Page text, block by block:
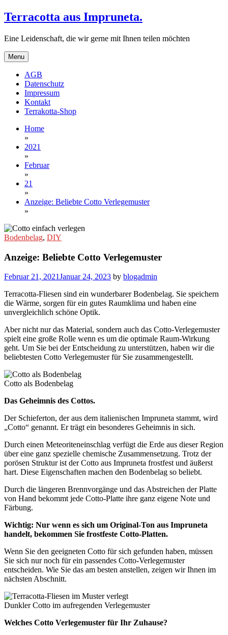
Skip
to
Terracotta aus Impruneta.
Eine Leidenschaft, die wir gerne mit Ihnen teilen möchten
Menu
AGB
Datenschutz
Impressum
Kontakt
Terrakotta-Shop
Home
»
2021
»
Februar
»
21
»
Anzeige: Beliebte Cotto Verlegemuster
»
Bodenbelag, DIY
Anzeige: Beliebte Cotto Verlegemuster
Februar 21, 2021Januar 24, 2023 by blogadmin
Terracotta-Fliesen sind ein wunderbarer Bodenbelag. Sie speichern
die Wärme, sorgen für ein gutes Raumklima und haben eine
unvergleichlich schöne Optik.
Aber nicht nur das Material, sondern auch das Cotto-Verlegemuster
spielt eine große Rolle wenn es um die optimale Raum-Wirkung
geht. Um Sie bei der Entscheidung zu unterstützen, haben wir die
beliebtesten Cotto Verlegemuster für Sie zusammengestellt.
Cotto als Bodenbelag
Das Geheimnis des Cottos.
Der Schieferton, der aus dem italienischen Impruneta stammt, wird
„Cotto“ genannt. Er trägt ein besonderes Geheimnis in sich.
Durch einen Meteoriteneinschlag verfügt die Erde aus dieser Region
über eine ganz spezielle chemische Zusammensetzung. Trotz der
porösen Struktur ist der Cotto aus Impruneta frostfest und äußerst
hart. Diese Eigenschaften machen den Bodenbelag so beliebt.
Durch die längeren Brennvorgänge und das Abstreichen der Platte
von Hand bekommt jede Cotto-Platte ihre ganz eigene Note und
Färbung.
Wichtig: Nur wenn es sich um Original-Ton aus Impruneta
handelt, bekommen Sie frostfeste Cotto-Platten.
Wenn Sie den geeigneten Cotto für sich gefunden haben, müssen
Sie sich nur noch für ein passendes Cotto-Verlegemuster
entscheiden. Wie Sie das am besten anstellen, zeigen wir Ihnen im
nächsten Abschnitt.
Dunkler Cotto im aufregenden Verlegemuster
Welches Cotto Verlegemuster für Ihr Zuhause?